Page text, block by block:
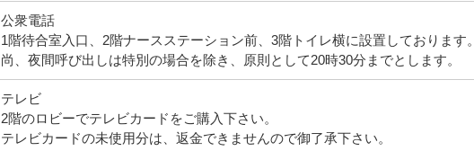
公衆電話
1階待合室入口、2階ナースステーション前、3階トイレ横に設置しております。
尚、夜間呼び出しは特別の場合を除き、原則として20時30分までとします。
テレビ
2階のロビーでテレビカードをご購入下さい。
テレビカードの未使用分は、返金できませんので御了承下さい。